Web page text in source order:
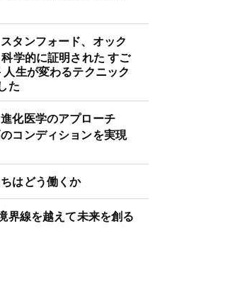
タンフォード、オック
学的に証明された すご
人生が変わるテクニック
た
化医学のアプローチ
コンディションを実現
はどう働くか
界線を越えて未来を創る